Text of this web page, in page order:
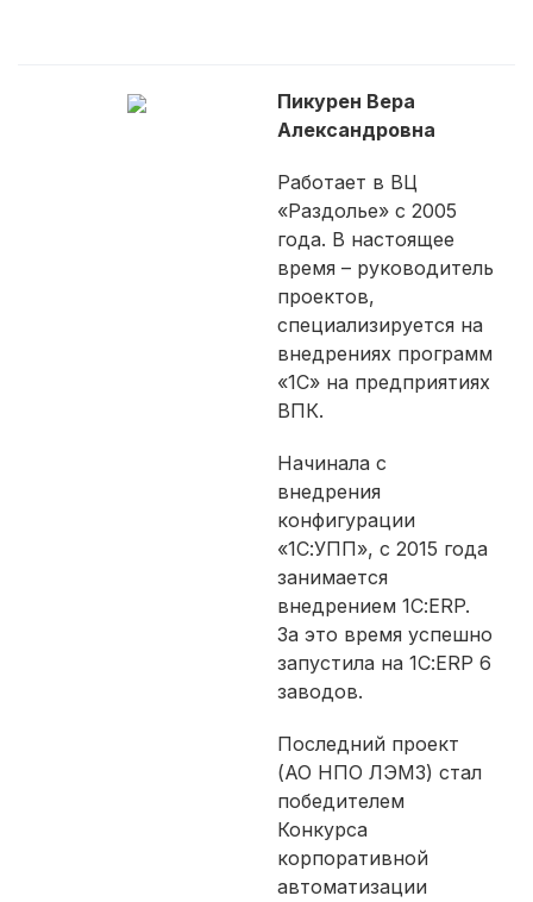
Пикурен Вера
Александровна
Работает в ВЦ
«Раздолье» с 2005
года. В настоящее
время – руководитель
проектов,
специализируется на
внедрениях программ
«1С» на предприятиях
ВПК.
Начинала с
внедрения
конфигурации
«1С:УПП», с 2015 года
занимается
внедрением 1С:ERP.
За это время успешно
запустила на 1С:ERP 6
заводов.
Последний проект
(АО НПО ЛЭМЗ) стал
победителем
Конкурса
корпоративной
автоматизации